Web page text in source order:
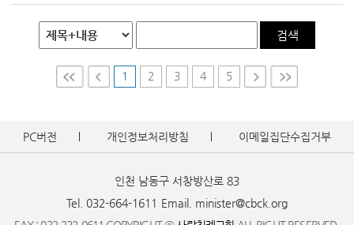
검색
1 2 3 4
5
PC버전 개인정보처리방침 이메일집단수집거부
인천 남동구 서창방산로 83
Tel. 032-664-1611 Email. minister@cbck.org